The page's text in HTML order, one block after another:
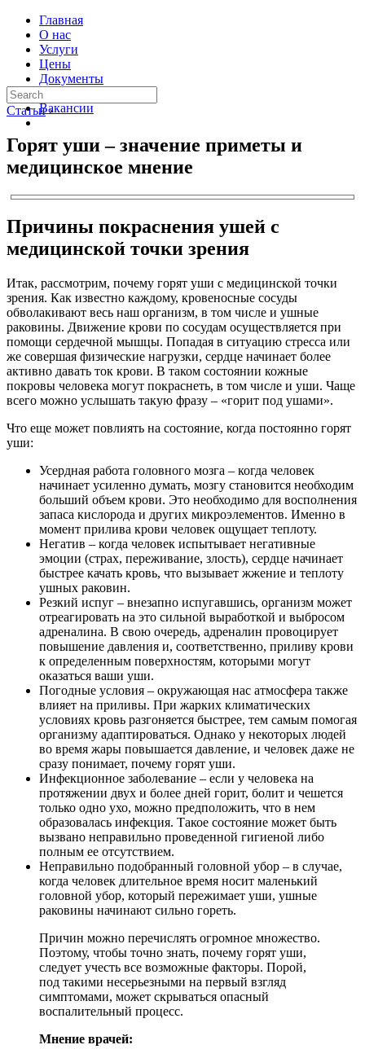
Главная
О нас
Услуги
Цены
Документы
Контакты
Вакансии
Статьи ›
Горят уши – значение приметы и
медицинское мнение
Причины покраснения ушей с
медицинской точки зрения
Итак, рассмотрим, почему горят уши с медицинской точки
зрения. Как известно каждому, кровеносные сосуды
обволакивают весь наш организм, в том числе и ушные
раковины. Движение крови по сосудам осуществляется при
помощи сердечной мышцы. Попадая в ситуацию стресса или
же совершая физические нагрузки, сердце начинает более
активно давать ток крови. В таком состоянии кожные
покровы человека могут покраснеть, в том числе и уши. Чаще
всего можно услышать такую фразу – «горит под ушами».
Что еще может повлиять на состояние, когда постоянно горят
уши:
Усердная работа головного мозга – когда человек
начинает усиленно думать, мозгу становится необходим
больший объем крови. Это необходимо для восполнения
запаса кислорода и других микроэлементов. Именно в
момент прилива крови человек ощущает теплоту.
Негатив – когда человек испытывает негативные
эмоции (страх, переживание, злость), сердце начинает
быстрее качать кровь, что вызывает жжение и теплоту
ушных раковин.
Резкий испуг – внезапно испугавшись, организм может
отреагировать на это сильной выработкой и выбросом
адреналина. В свою очередь, адреналин провоцирует
повышение давления и, соответственно, приливу крови
к определенным поверхностям, которыми могут
оказаться ваши уши.
Погодные условия – окружающая нас атмосфера также
влияет на приливы. При жарких климатических
условиях кровь разгоняется быстрее, тем самым помогая
организму адаптироваться. Однако у некоторых людей
во время жары повышается давление, и человек даже не
сразу понимает, почему горят уши.
Инфекционное заболевание – если у человека на
протяжении двух и более дней горит, болит и чешется
только одно ухо, можно предположить, что в нем
образовалась инфекция. Такое состояние может быть
вызвано неправильно проведенной гигиеной либо
полным ее отсутствием.
Неправильно подобранный головной убор – в случае,
когда человек длительное время носит маленький
головной убор, который пережимает уши, ушные
раковины начинают сильно гореть.
Причин можно перечислять огромное множество.
Поэтому, чтобы точно знать, почему горят уши,
следует учесть все возможные факторы. Порой,
под такими несерьезными на первый взгляд
симптомами, может скрываться опасный
воспалительный процесс.
Мнение врачей: